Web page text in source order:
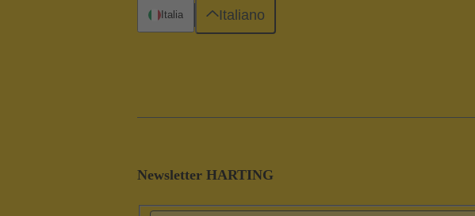
Newsletter HARTING
Italia Italiano